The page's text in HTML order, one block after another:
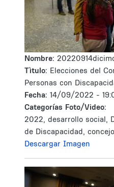
Nombre:
Tìtulo: Elecciones del
Personas con
Fecha: 14/09/2022 -
Categorías Foto/Video:
2022, desarrollo social,
de Discapacidad, concejo
Descargar Imagen